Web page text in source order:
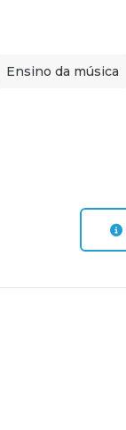
Ensino da música